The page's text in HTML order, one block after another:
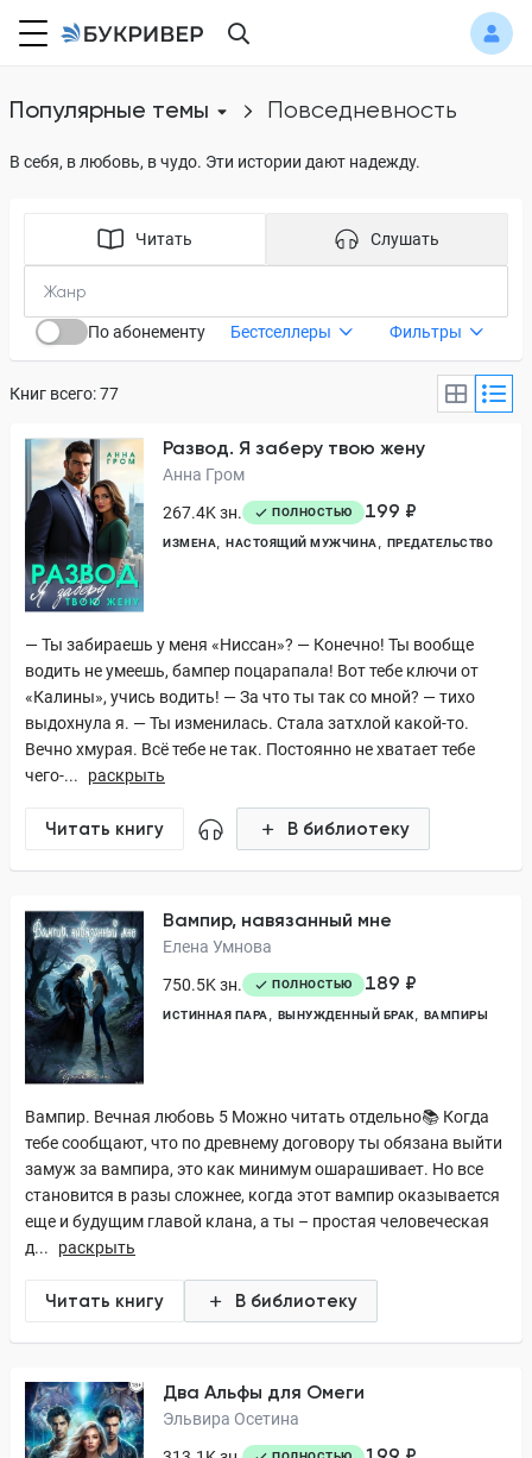
Популярные темы повседневность
В себя, в любовь, в чудо. Эти истории дают надежду.
Читать Слушать
По абонементу Бестселлеры Фильтры
Книг всего: 77
Развод. Я заберу твою жену
Анна Гром
267.4K зн.
ПОЛНОСТЬЮ 199 ₽
ИЗМЕНА НАСТОЯЩИЙ МУЖЧИНА ПРЕДАТЕЛЬСТВО
— Ты забираешь у меня «Ниссан»? — Конечно! Ты вообще
водить не умеешь, бампер поцарапала! Вот тебе ключи от
«Калины», учись водить! — За что ты так со мной? — тихо
выдохнула я. — Ты изменилась. Стала затхлой какой-то.
Вечно хмурая. Всё тебе не так. Постоянно не хватает тебе
чего-...
раскрыть
Читать книгу В библиотеку
Вампир, навязанный мне
Елена Умнова
750.5K зн.
ПОЛНОСТЬЮ 189 ₽
ИСТИННАЯ ПАРА ВЫНУЖДЕННЫЙ БРАК ВАМПИРЫ
Вампир. Вечная любовь 5 Можно читать отдельно📚 Когда
тебе сообщают, что по древнему договору ты обязана выйти
замуж за вампира, это как минимум ошарашивает. Но все
становится в разы сложнее, когда этот вампир оказывается
еще и будущим главой клана, а ты – простая человеческая
д...
раскрыть
Читать книгу В библиотеку
Два Альфы для Омеги
Эльвира Осетина